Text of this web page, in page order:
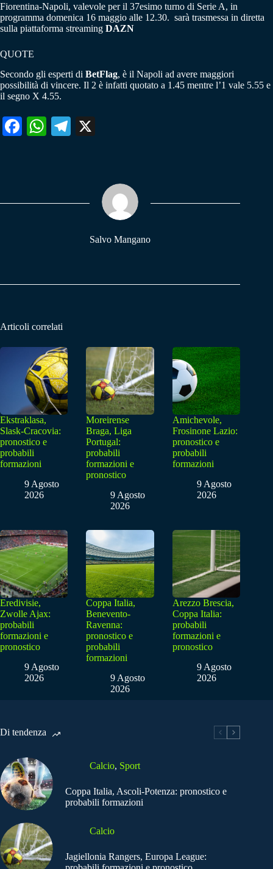
Fiorentina-Napoli, valevole per il 37esimo turno di Serie A, in
programma domenica 16 maggio alle 12.30. sarà trasmessa in diretta
sulla piattaforma streaming DAZN
QUOTE
Secondo gli esperti di BetFlag, è il Napoli ad avere maggiori
possibilità di vincere. Il 2 è infatti quotato a 1.45 mentre l’1 vale 5.55 e
il segno X 4.55.
Fa W
pp
Te
m
Salvo Mangano
Articoli correlati
Ekstraklasa,
Slask-Cracovia:
pronostico e
probabili
formazioni
9 Agosto
2026
Moreirense
Braga, Liga
Portugal:
probabili
formazioni e
pronostico
9 Agosto
2026
Amichevole,
Frosinone Lazio:
pronostico e
probabili
formazioni
9 Agosto
2026
Eredivisie,
Zwolle Ajax:
probabili
formazioni e
pronostico
9 Agosto
2026
Coppa Italia,
Benevento-
Ravenna:
pronostico e
probabili
formazioni
9 Agosto
2026
Arezzo Brescia,
Coppa Italia:
probabili
formazioni e
pronostico
9 Agosto
2026
Di tendenza
Calcio, Sport
Coppa Italia, Ascoli-Potenza: pronostico e
probabili formazioni
Calcio
Jagiellonia Rangers, Europa League: